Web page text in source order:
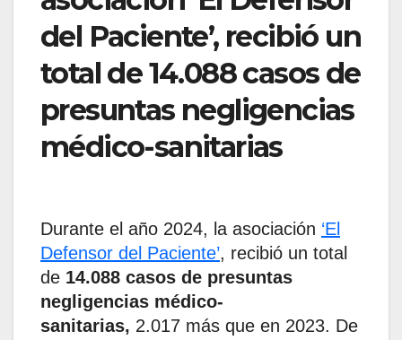
del Paciente’, recibió un
total de 14.088 casos de
presuntas negligencias
médico-sanitarias
Durante el año 2024, la asociación ‘El
Defensor del Paciente’, recibió un total
de 14.088 casos de presuntas
negligencias médico-
sanitarias, 2.017 más que en 2023. De